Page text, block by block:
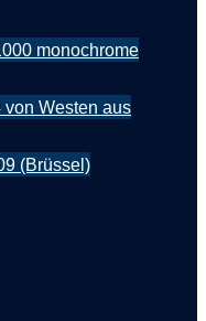
monochrome
Westen aus
(Brüssel)